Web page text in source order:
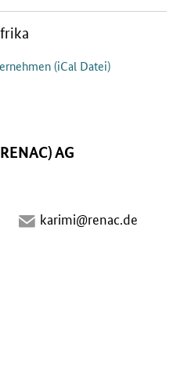
(iCal Datei)
AG
karimi@renac.de